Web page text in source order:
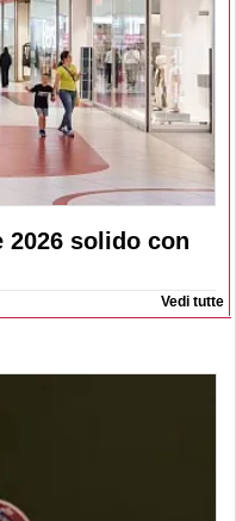
solido con
Vedi tutte